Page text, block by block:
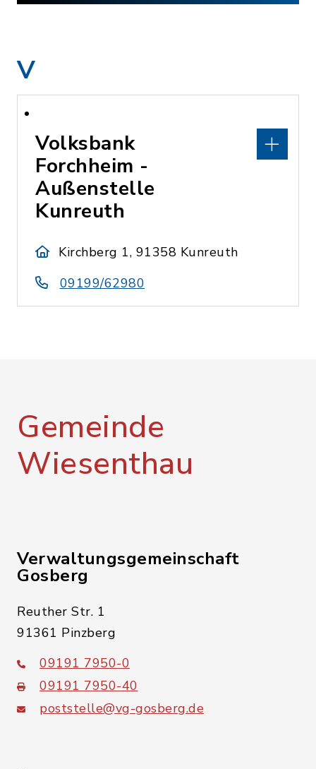
V
Volksbank
Forchheim -
Außenstelle
Kunreuth
Kirchberg 1, 91358 Kunreuth
09199/62980
Gemeinde
Wiesenthau
Verwaltungsgemeinschaft
Gosberg
Reuther Str. 1
91361 Pinzberg
09191 7950-0
09191 7950-40
poststelle@vg-gosberg.de